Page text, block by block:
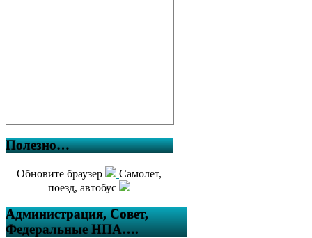
Полезно…
Обновите браузер
Самолет,
поезд, автобус
Администрация, Совет,
Федеральные НПА….